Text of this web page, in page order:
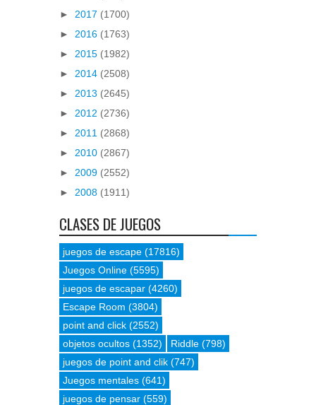
► 2017 (1700)
► 2016 (1763)
► 2015 (1982)
► 2014 (2508)
► 2013 (2645)
► 2012 (2736)
► 2011 (2868)
► 2010 (2867)
► 2009 (2552)
► 2008 (1911)
CLASES DE JUEGOS
juegos de escape (17816)
Juegos Online (5595)
juegos de escapar (4260)
Escape Room (3804)
point and click (2552)
objetos ocultos (1352) Riddle (798)
juegos de point and clik (747)
Juegos mentales (641)
juegos de pensar (559)